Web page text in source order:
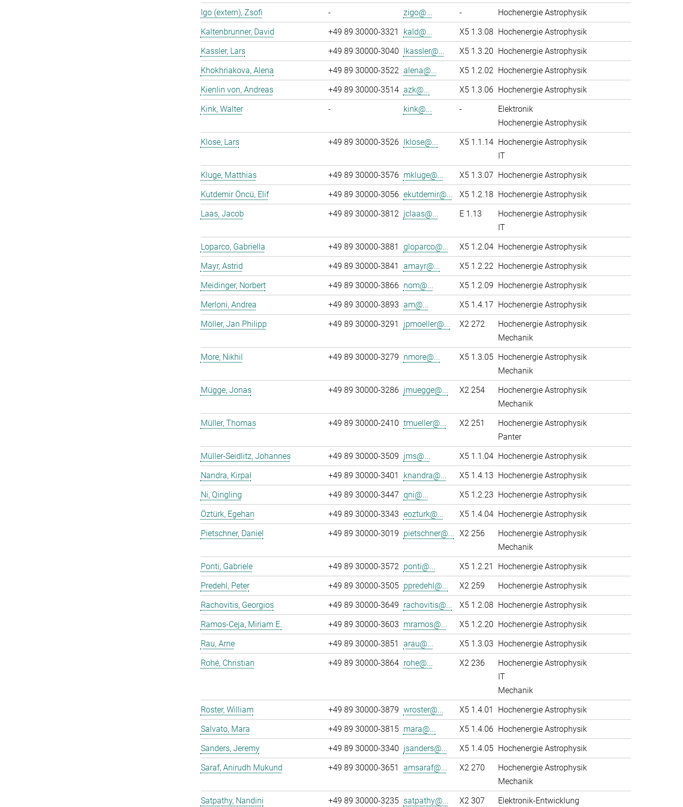
Igo (extern), Zsofi
- zigo@... -
Hochenergie Astrophysik
Kaltenbrunner, David
+49 89 30000-3321 kald@... X5 1.3.08 Hochenergie Astrophysik
Kassler, Lars
+49 89 30000-3040 lkassler@... X5 1.3.20 Hochenergie Astrophysik
Khokhriakova, Alena
+49 89 30000-3522 alena@... X5 1.2.02 Hochenergie Astrophysik
Kienlin von, Andreas
+49 89 30000-3514 azk@... X5 1.3.06 Hochenergie Astrophysik
Kink, Walter
- kink@... -
Elektronik
Hochenergie Astrophysik
Klose, Lars
+49 89 30000-3526 lklose@... X5 1.1.14 Hochenergie Astrophysik
IT
Kluge, Matthias
+49 89 30000-3576 mkluge@... X5 1.3.07 Hochenergie Astrophysik
Kutdemir Öncü, Elif
+49 89 30000-3056 ekutdemir@... X5 1.2.18 Hochenergie Astrophysik
Laas, Jacob
+49 89 30000-3812 jclaas@... E 1.13
Hochenergie Astrophysik
IT
Loparco, Gabriella
+49 89 30000-3881 gloparco@... X5 1.2.04 Hochenergie Astrophysik
Mayr, Astrid
+49 89 30000-3841 amayr@... X5 1.2.22 Hochenergie Astrophysik
Meidinger, Norbert
+49 89 30000-3866 nom@... X5 1.2.09 Hochenergie Astrophysik
Merloni, Andrea
+49 89 30000-3893 am@... X5 1.4.17 Hochenergie Astrophysik
Möller, Jan Philipp
+49 89 30000-3291 jpmoeller@... X2 272
Hochenergie Astrophysik
Mechanik
More, Nikhil
+49 89 30000-3279 nmore@... X5 1.3.05 Hochenergie Astrophysik
Mechanik
Mügge, Jonas
+49 89 30000-3286 jmuegge@... X2 254
Hochenergie Astrophysik
Mechanik
Müller, Thomas
+49 89 30000-2410 tmueller@... X2 251
Hochenergie Astrophysik
Panter
Müller-Seidlitz, Johannes
+49 89 30000-3509 jms@... X5 1.1.04 Hochenergie Astrophysik
Nandra, Kirpal
+49 89 30000-3401 knandra@... X5 1.4.13 Hochenergie Astrophysik
Ni, Qingling
+49 89 30000-3447 qni@... X5 1.2.23 Hochenergie Astrophysik
Öztürk, Egehan
+49 89 30000-3343 eozturk@... X5 1.4.04 Hochenergie Astrophysik
Pietschner, Daniel
+49 89 30000-3019 pietschner@... X2 256
Hochenergie Astrophysik
Mechanik
Ponti, Gabriele
+49 89 30000-3572 ponti@... X5 1.2.21
Hochenergie Astrophysik
Predehl, Peter
+49 89 30000-3505 ppredehl@... X2 259
Hochenergie Astrophysik
Rachovitis, Georgios
+49 89 30000-3649 rachovitis@... X5 1.2.08 Hochenergie Astrophysik
Ramos-Ceja, Miriam E.
+49 89 30000-3603 mramos@... X5 1.2.20 Hochenergie Astrophysik
Rau, Arne
+49 89 30000-3851 arau@... X5 1.3.03 Hochenergie Astrophysik
Rohé, Christian
+49 89 30000-3864 rohe@... X2 236
Hochenergie Astrophysik
IT
Mechanik
Roster, William
+49 89 30000-3879 wroster@... X5 1.4.01
Hochenergie Astrophysik
Salvato, Mara
+49 89 30000-3815 mara@... X5 1.4.06 Hochenergie Astrophysik
Sanders, Jeremy
+49 89 30000-3340 jsanders@... X5 1.4.05 Hochenergie Astrophysik
Saraf, Anirudh Mukund
+49 89 30000-3651 amsaraf@... X2 270
Hochenergie Astrophysik
Mechanik
Satpathy, Nandini
+49 89 30000-3235 satpathy@... X2 307 Elektronik-Entwicklung